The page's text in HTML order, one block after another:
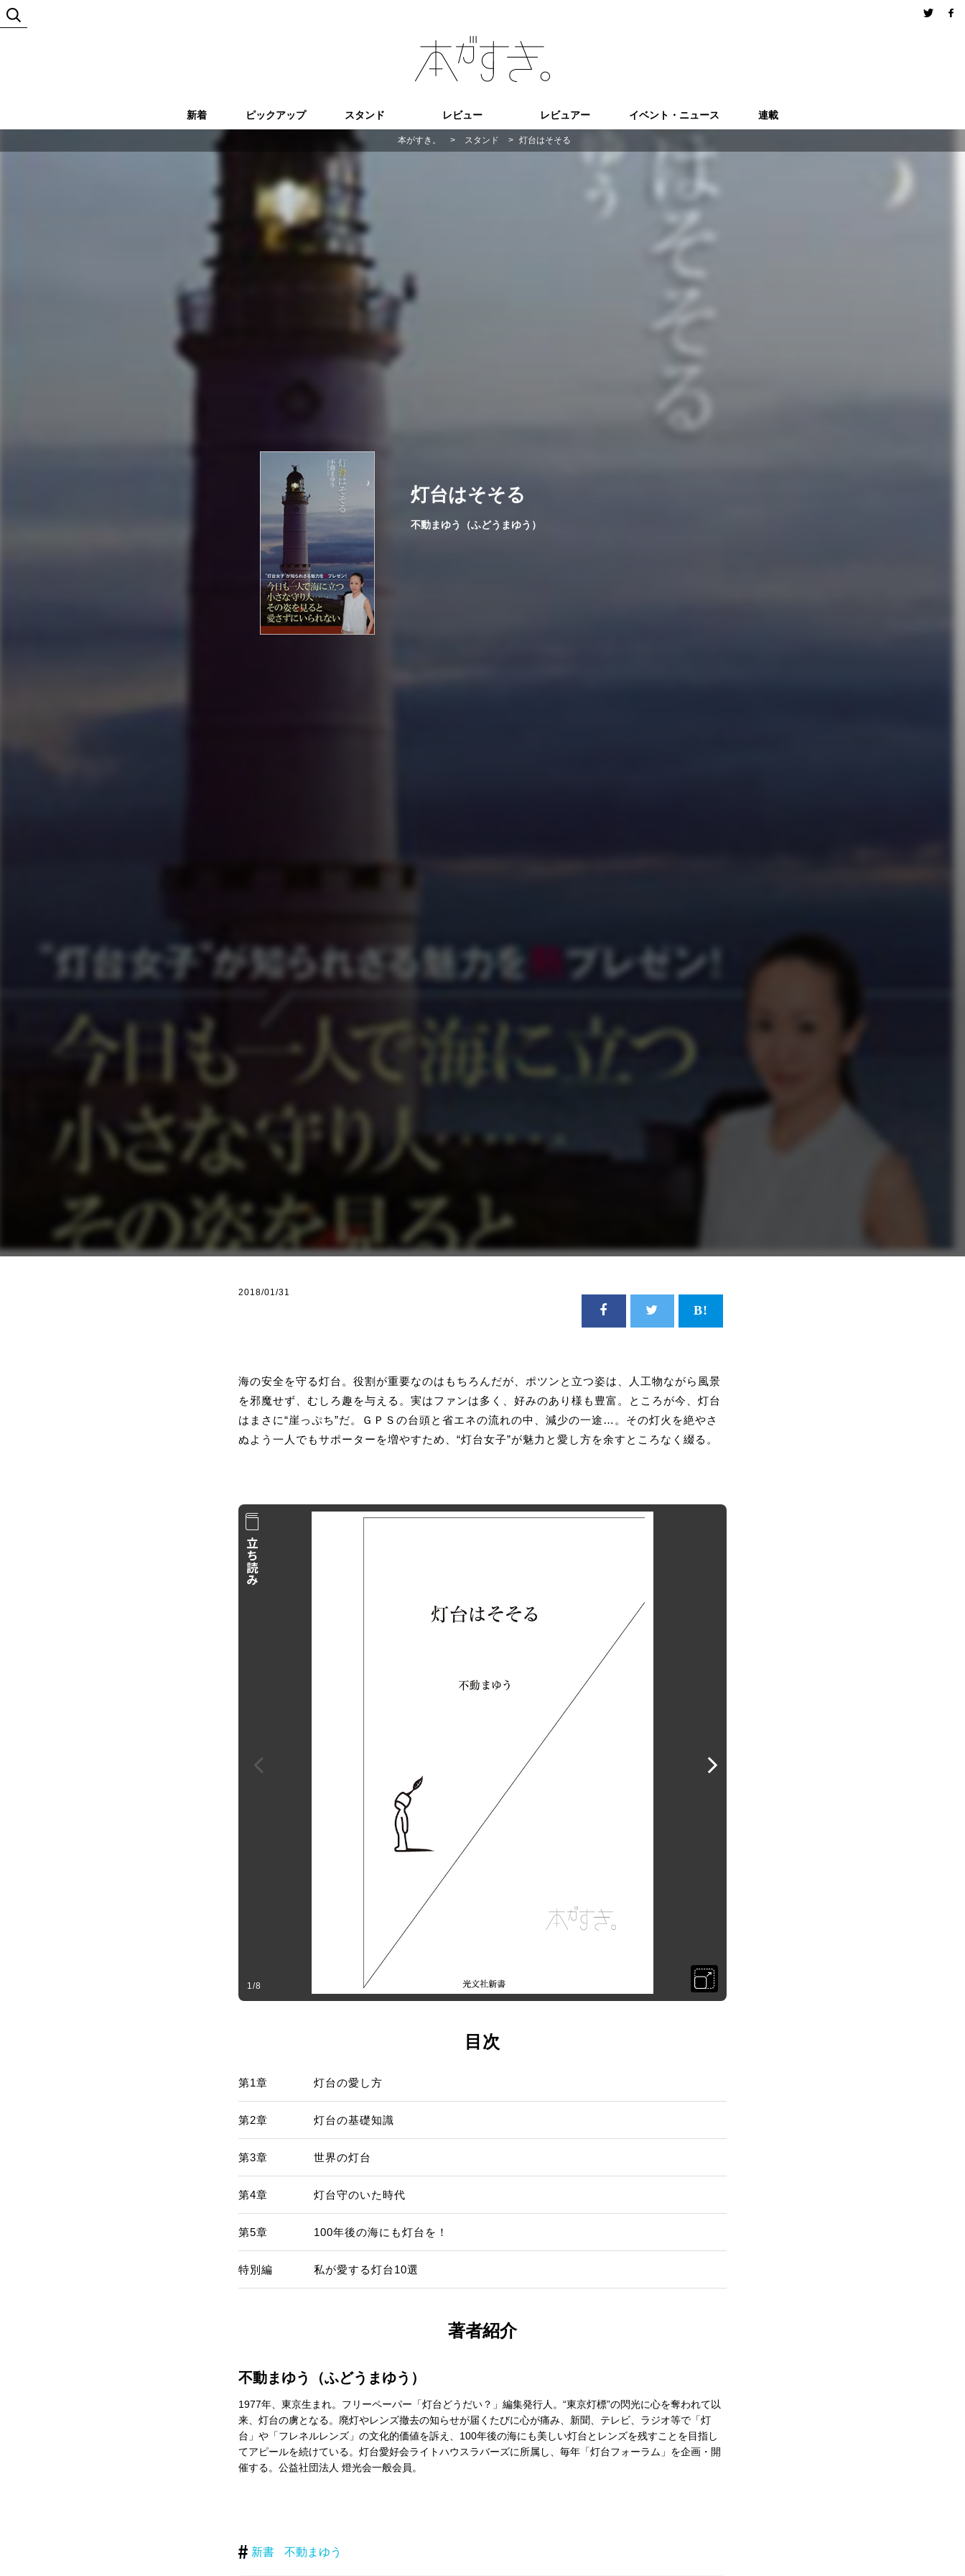
新着 ピックアップ スタンド レビュー レビュアー イベント・ニュース 連載
本がすき。 > スタンド > 灯台はそそる
灯台はそそる
不動まゆう（ふどうまゆう）
2018/01/31
海の安全を守る灯台。役割が重要なのはもちろんだが、ポツンと立つ姿は、人工物ながら風景
を邪魔せず、むしろ趣を与える。実はファンは多く、好みのあり様も豊富。ところが今、灯台
はまさに“崖っぷち”だ。ＧＰＳの台頭と省エネの流れの中、減少の一途…。その灯火を絶やさ
ぬよう一人でもサポーターを増やすため、“灯台女子”が魅力と愛し方を余すところなく綴る。
1/8
目次
第1章 灯台の愛し方
第2章 灯台の基礎知識
第3章 世界の灯台
第4章 灯台守のいた時代
第5章 100年後の海にも灯台を！
特別編 私が愛する灯台10選
著者紹介
不動まゆう（ふどうまゆう）
1977年、東京生まれ。フリーペーパー「灯台どうだい？」編集発行人。“東京灯標”の閃光に心を奪われて以
来、灯台の虜となる。廃灯やレンズ撤去の知らせが届くたびに心が痛み、新聞、テレビ、ラジオ等で「灯
台」や「フレネルレンズ」の文化的価値を訴え、100年後の海にも美しい灯台とレンズを残すことを目指し
てアピールを続けている。灯台愛好会ライトハウスラバーズに所属し、毎年「灯台フォーラム」を企画・開
催する。公益社団法人 燈光会一般会員。
新書 不動まゆう